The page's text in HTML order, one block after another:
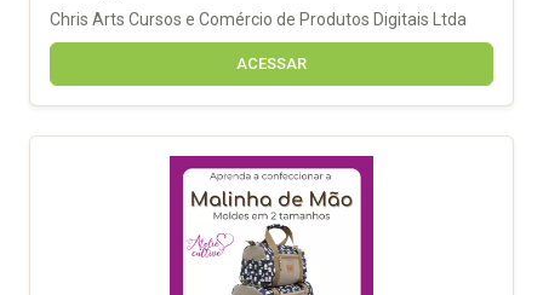
Chris Arts Cursos e Comércio de Produtos Digitais Ltda
ACESSAR